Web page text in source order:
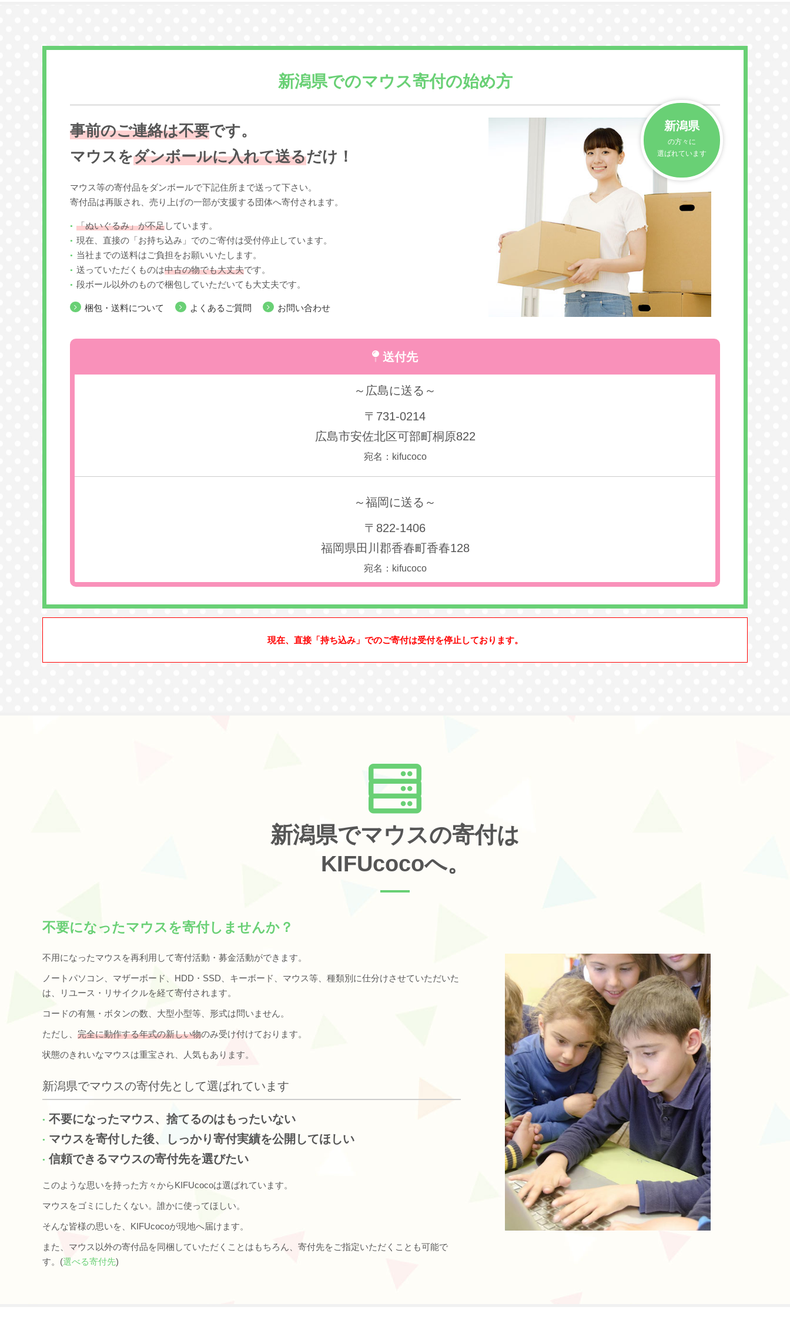
新潟県でのマウス寄付の始め方
事前のご連絡は不要です。
マウスをダンボールに入れて送るだけ！
マウス等の寄付品をダンボールで下記住所まで送って下さい。
寄付品は再販され、売り上げの一部が支援する団体へ寄付されます。
「ぬいぐるみ」が不足しています。
現在、直接の「お持ち込み」でのご寄付は受付停止しています。
当社までの送料はご負担をお願いいたします。
送っていただくものは中古の物でも大丈夫です。
段ボール以外のもので梱包していただいても大丈夫です。
梱包・送料について よくあるご質問 お問い合わせ
新潟県
の方々に
選ばれています
送付先
～広島に送る～
〒731-0214
広島市安佐北区可部町桐原822
宛名：kifucoco
～福岡に送る～
〒822-1406
福岡県田川郡香春町香春128
宛名：kifucoco
現在、直接「持ち込み」でのご寄付は受付を停止しております。
新潟県でマウスの寄付は
KIFUcocoへ。
不要になったマウスを寄付しませんか？
不用になったマウスを再利用して寄付活動・募金活動ができます。
ノートパソコン、マザーボード、HDD・SSD、キーボード、マウス等、種類別に仕分けさせていただいた
は、リユース・リサイクルを経て寄付されます。
コードの有無・ボタンの数、大型小型等、形式は問いません。
ただし、 完全に動作する年式の新しい物のみ受け付けております。
状態のきれいなマウスは重宝され、人気もあります。
新潟県でマウスの寄付先として選ばれています
不要になったマウス、捨てるのはもったいない
マウスを寄付した後、しっかり寄付実績を公開してほしい
信頼できるマウスの寄付先を選びたい
このような思いを持った方々からKIFUcocoは選ばれています。
マウスをゴミにしたくない。誰かに使ってほしい。
そんな皆様の思いを、KIFUcocoが現地へ届けます。
また、マウス以外の寄付品を同梱していただくことはもちろん、寄付先をご指定いただくことも可能で
す。(選べる寄付先)